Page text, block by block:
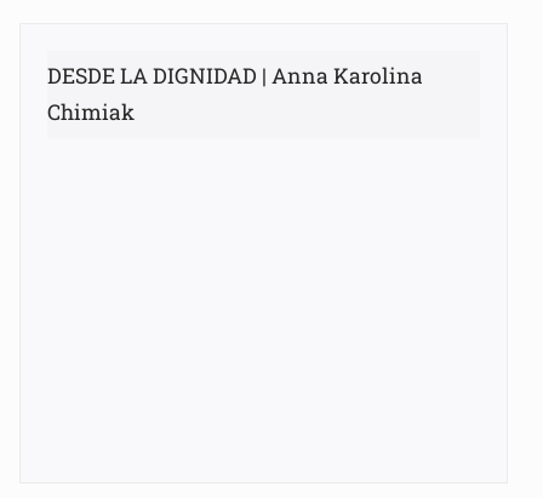
DESDE LA DIGNIDAD | Anna Karolina
Chimiak